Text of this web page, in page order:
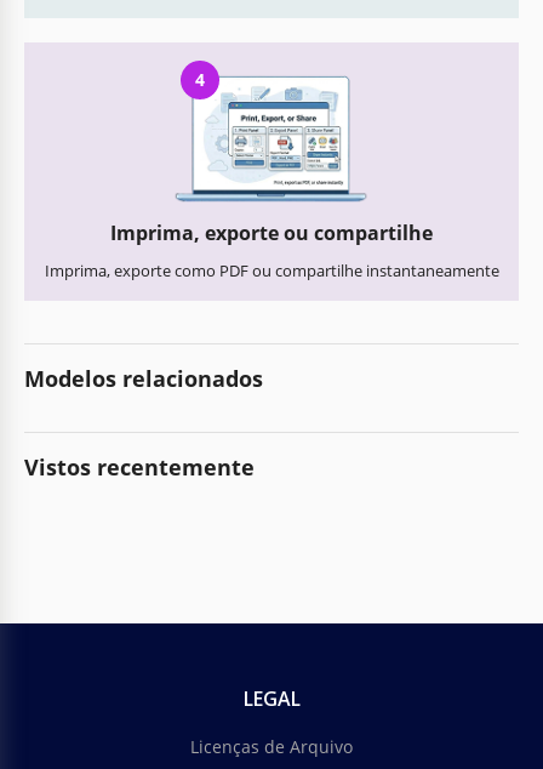
4
Imprima, exporte ou compartilhe
Imprima, exporte como PDF ou compartilhe instantaneamente
Modelos relacionados
Vistos recentemente
LEGAL
Licenças de Arquivo